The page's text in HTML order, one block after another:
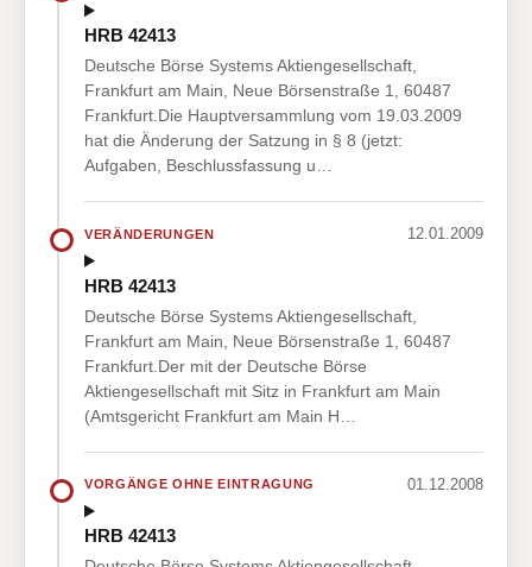
HRB 42413
Deutsche Börse Systems Aktiengesellschaft,
Frankfurt am Main, Neue Börsenstraße 1, 60487
Frankfurt.Die Hauptversammlung vom 19.03.2009
hat die Änderung der Satzung in § 8 (jetzt:
Aufgaben, Beschlussfassung u…
VERÄNDERUNGEN 12.01.2009
HRB 42413
Deutsche Börse Systems Aktiengesellschaft,
Frankfurt am Main, Neue Börsenstraße 1, 60487
Frankfurt.Der mit der Deutsche Börse
Aktiengesellschaft mit Sitz in Frankfurt am Main
(Amtsgericht Frankfurt am Main H…
VORGÄNGE OHNE EINTRAGUNG 01.12.2008
HRB 42413